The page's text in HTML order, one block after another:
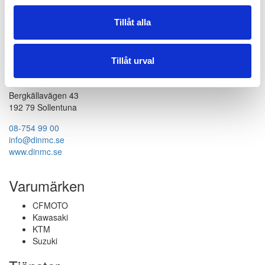
Tillåt alla
Tillåt urval
professionella samarbetspartners.
Bergkällavägen 43
192 79 Sollentuna
08-754 99 00
info@dinmc.se
www.dinmc.se
Varumärken
CFMOTO
Kawasaki
KTM
Suzuki